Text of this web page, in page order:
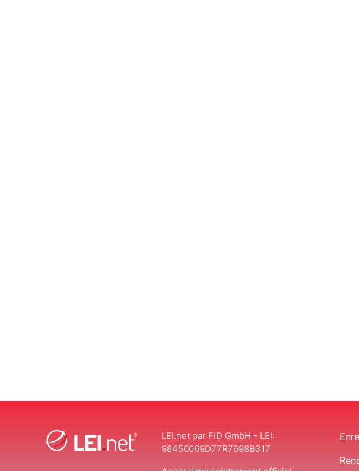
LEI.net par FID GmbH - LEI:
98450069D77R7698B317